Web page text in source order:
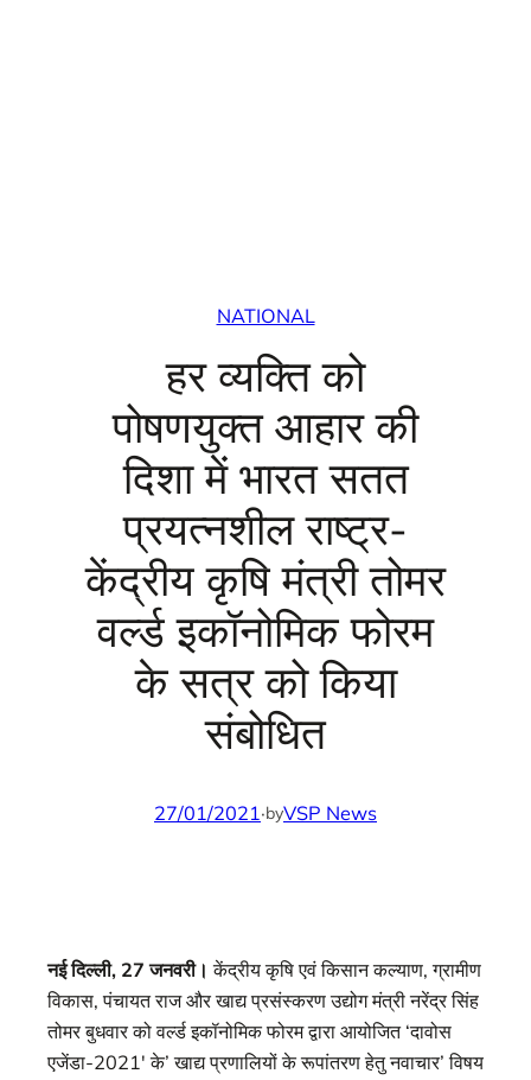
NATIONAL
हर व्यक्ति को
पोषणयुक्त आहार की
दिशा में भारत सतत
प्रयत्नशील राष्ट्र-
केंद्रीय कृषि मंत्री तोमर
वर्ल्ड इकॉनोमिक फोरम
के सत्र को किया
संबोधित
27/01/2021·byVSP News
नई दिल्ली, 27 जनवरी। केंद्रीय कृषि एवं किसान कल्याण, ग्रामीण
विकास, पंचायत राज और खाद्य प्रसंस्करण उद्योग मंत्री नरेंद्र सिंह
तोमर बुधवार को वर्ल्ड इकॉनोमिक फोरम द्वारा आयोजित ‘दावोस
एजेंडा-2021′ के’ खाद्य प्रणालियों के रूपांतरण हेतु नवाचार’ विषय